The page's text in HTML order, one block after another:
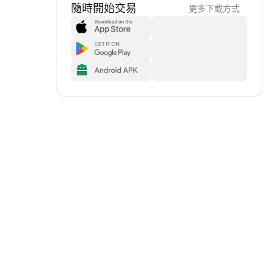
隨時開始交易 更多下載方式